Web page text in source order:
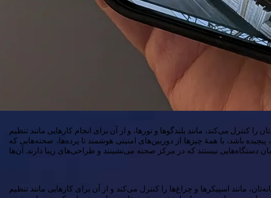
کنترل می‌کند، مانند بلندگوها و نورها، و از آن برای انجام کارهایی مانند تنظیم
باشد، با همهٔ چیزها از دوربین‌های امنیتی هوشمند تا پرده‌ها، صحنه‌هایی که
دستگاه‌هایی نیستند که در مرکز صحنه می‌نشینند و طراحی‌های زیبا دارند. آن‌ها
مانند اسپیکرها و چراغ‌ها را کنترل می‌کند و از آن برای کارهایی مانند تنظیم